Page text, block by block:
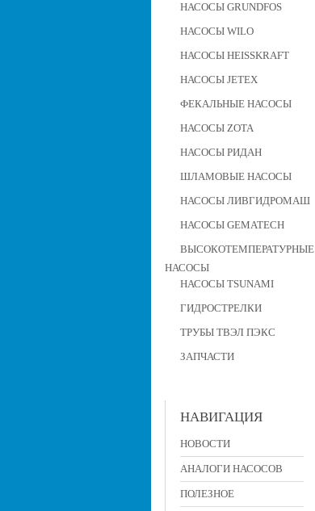
НАСОСЫ GRUNDFOS
НАСОСЫ WILO
НАСОСЫ HEISSKRAFT
НАСОСЫ JETEX
ФЕКАЛЬНЫЕ НАСОСЫ
НАСОСЫ ZOTA
НАСОСЫ РИДАН
ШЛАМОВЫЕ НАСОСЫ
НАСОСЫ ЛИВГИДРОМАШ
НАСОСЫ GEMATECH
ВЫСОКОТЕМПЕРАТУРНЫЕ
НАСОСЫ
НАСОСЫ TSUNAMI
ГИДРОСТРЕЛКИ
ТРУБЫ ТВЭЛ ПЭКС
ЗАПЧАСТИ
НАВИГАЦИЯ
НОВОСТИ
АНАЛОГИ НАСОСОВ
ПОЛЕЗНОЕ